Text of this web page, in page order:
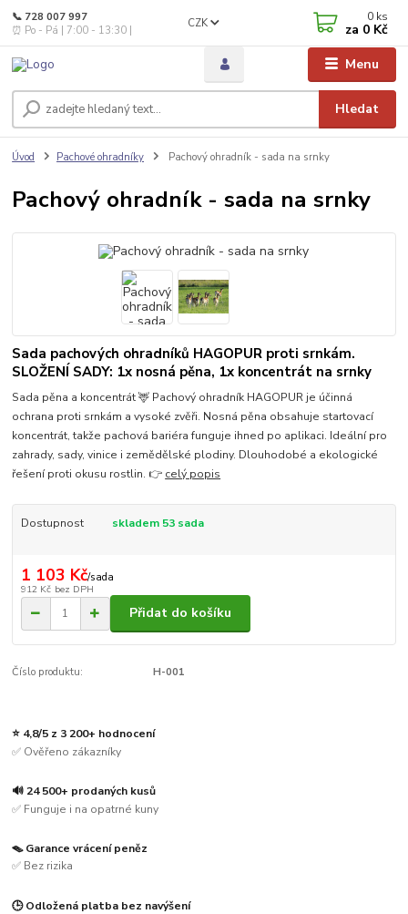
Menu
CZK
Hledat
📞 728 007 997
⏰ Po - Pá | 7:00 - 13:30 |
0 ks
za 0 Kč
Úvod Pachové ohradníky Pachový ohradník - sada na srnky
Pachový ohradník - sada na srnky
Sada pachových ohradníků HAGOPUR proti srnkám.
SLOŽENÍ SADY: 1x nosná pěna, 1x koncentrát na srnky
Sada pěna a koncentrát 🦌 Pachový ohradník HAGOPUR je účinná
ochrana proti srnkám a vysoké zvěři. Nosná pěna obsahuje startovací
koncentrát, takže pachová bariéra funguje ihned po aplikaci. Ideální pro
zahrady, sady, vinice i zemědělské plodiny. Dlouhodobé a ekologické
řešení proti okusu rostlin. 👉 celý popis
Dostupnost skladem 53 sada
1 103 Kč/sada
912 Kč bez DPH
Přidat do košíku
Číslo produktu: H-001
⭐ 4,8/5 z 3 200+ hodnocení
✅ Ověřeno zákazníky
🔊 24 500+ prodaných kusů
✅ Funguje i na opatrné kuny
🪤 Garance vrácení peněz
✅ Bez rizika
🕒 Odložená platba bez navýšení